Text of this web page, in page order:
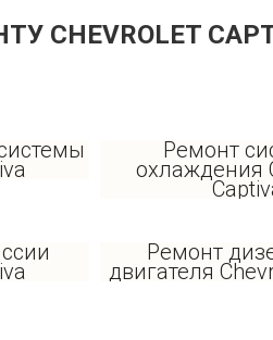
CHEVROLET
Ремонт
охлаждения
Ремонт
двигателя